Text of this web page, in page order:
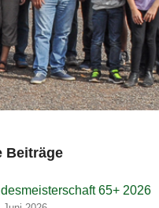
Beiträge
65+ 2026